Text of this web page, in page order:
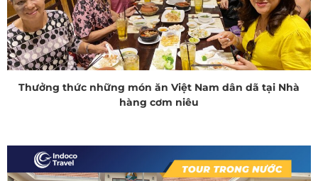
Thưởng thức những món ăn Việt Nam dân dã tại Nhà
hàng cơm niêu